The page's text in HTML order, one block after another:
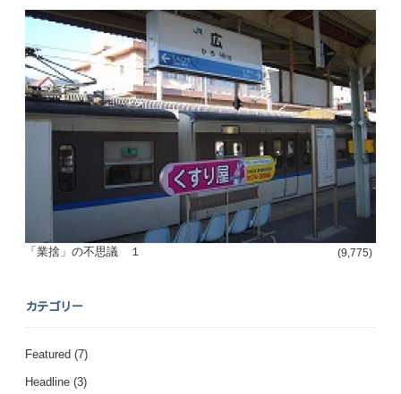
「業捨」の不思議 １ (9,775)
カテゴリー
Featured (7)
Headline (3)